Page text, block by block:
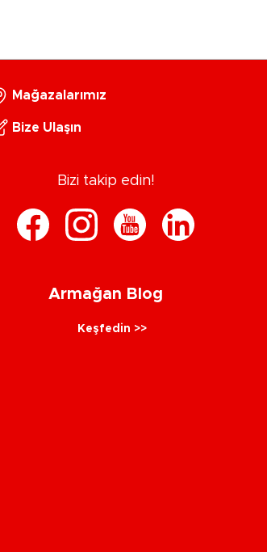
Mağazalarımız
Bize Ulaşın
Bizi takip edin!
Armağan Blog
Keşfedin >>